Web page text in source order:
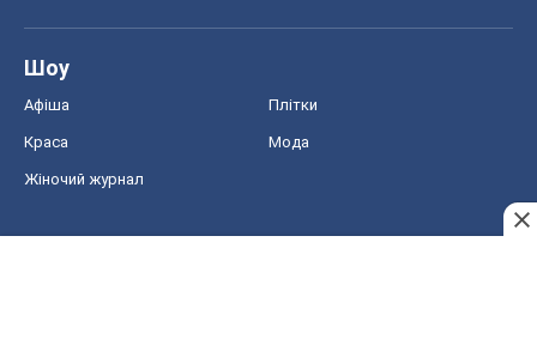
Шоу
Афіша Плітки
Краса Мода
Жіночий журнал